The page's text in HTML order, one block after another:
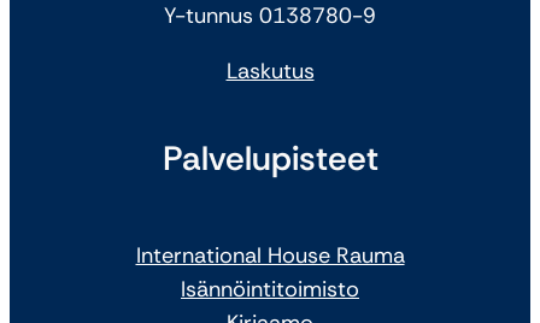
Y-tunnus 0138780-9
Laskutus
Palvelupisteet
International House Rauma
Isännöintitoimisto